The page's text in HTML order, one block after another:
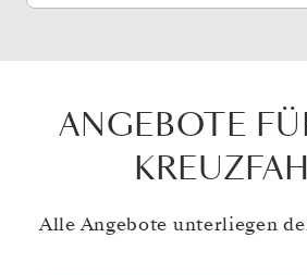
ANGEBOTE
Alle Angebote unterliegen